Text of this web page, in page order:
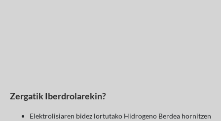
Zergatik Iberdrolarekin?
Elektrolisiaren bidez lortutako Hidrogeno Berdea hornitzen